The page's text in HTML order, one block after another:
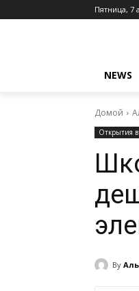
Пятница, 7
NEWS
Домой
Открытия в
By